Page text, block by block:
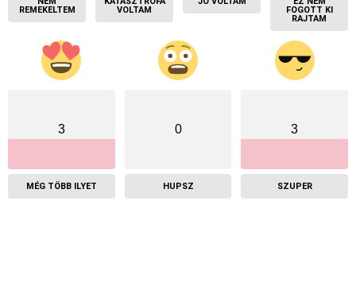
REMEKELTEM
VOLTAM
FOGOTT KI
RAJTAM
3
MÉG TÖBB ILYET
0
HUPSZ
3
SZUPER